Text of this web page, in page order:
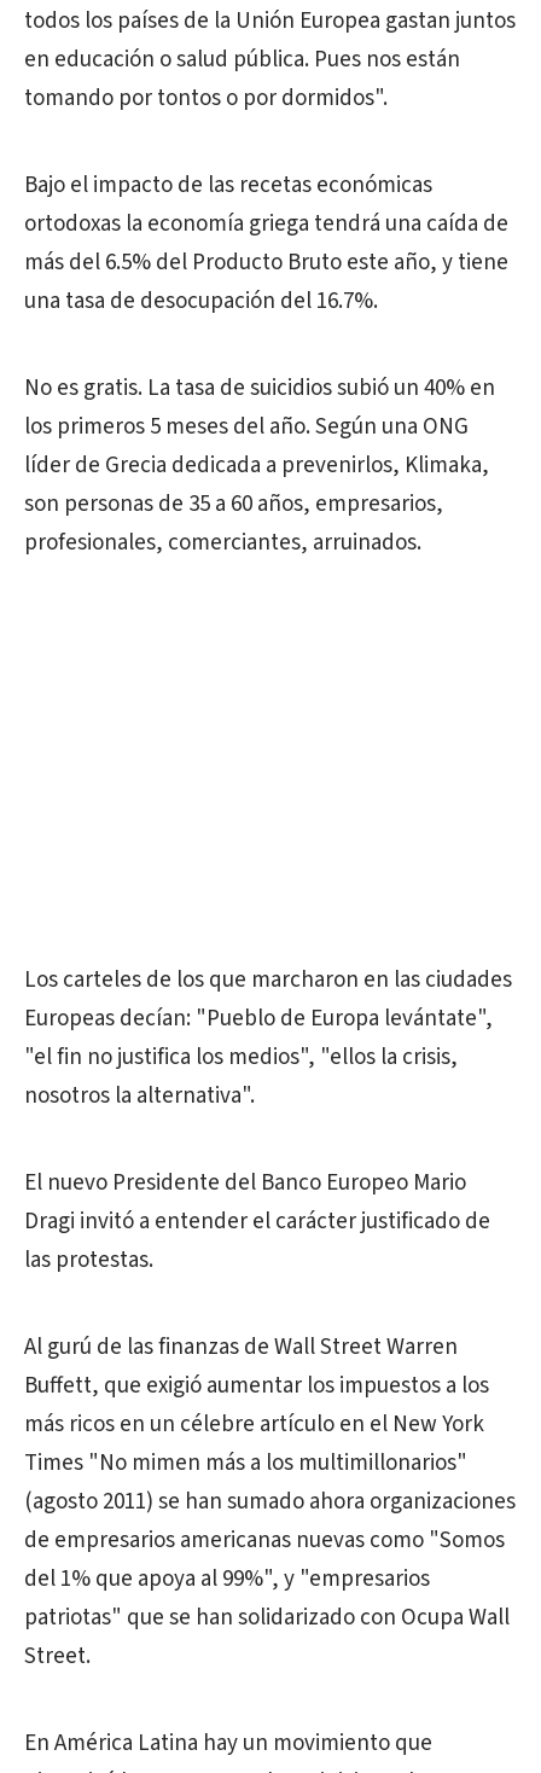
todos los países de la Unión Europea gastan juntos
en educación o salud pública. Pues nos están
tomando por tontos o por dormidos".
Bajo el impacto de las recetas económicas
ortodoxas la economía griega tendrá una caída de
más del 6.5% del Producto Bruto este año, y tiene
una tasa de desocupación del 16.7%.
No es gratis. La tasa de suicidios subió un 40% en
los primeros 5 meses del año. Según una ONG
líder de Grecia dedicada a prevenirlos, Klimaka,
son personas de 35 a 60 años, empresarios,
profesionales, comerciantes, arruinados.
Los carteles de los que marcharon en las ciudades
Europeas decían: "Pueblo de Europa levántate",
"el fin no justifica los medios", "ellos la crisis,
nosotros la alternativa".
El nuevo Presidente del Banco Europeo Mario
Dragi invitó a entender el carácter justificado de
las protestas.
Al gurú de las finanzas de Wall Street Warren
Buffett, que exigió aumentar los impuestos a los
más ricos en un célebre artículo en el New York
Times "No mimen más a los multimillonarios"
(agosto 2011) se han sumado ahora organizaciones
de empresarios americanas nuevas como "Somos
del 1% que apoya al 99%", y "empresarios
patriotas" que se han solidarizado con Ocupa Wall
Street.
En América Latina hay un movimiento que